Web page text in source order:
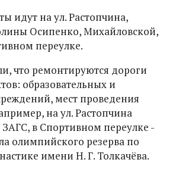
идут на ул. Растопчина,
Осипенко, Михайловской,
переулке.
что ремонтируются дороги
образовательных и
мест проведения
на ул. Растопчина
ЗАГС, в Спортивном переулке -
олимпийского резерва по
имени Н. Г. Толкачёва.